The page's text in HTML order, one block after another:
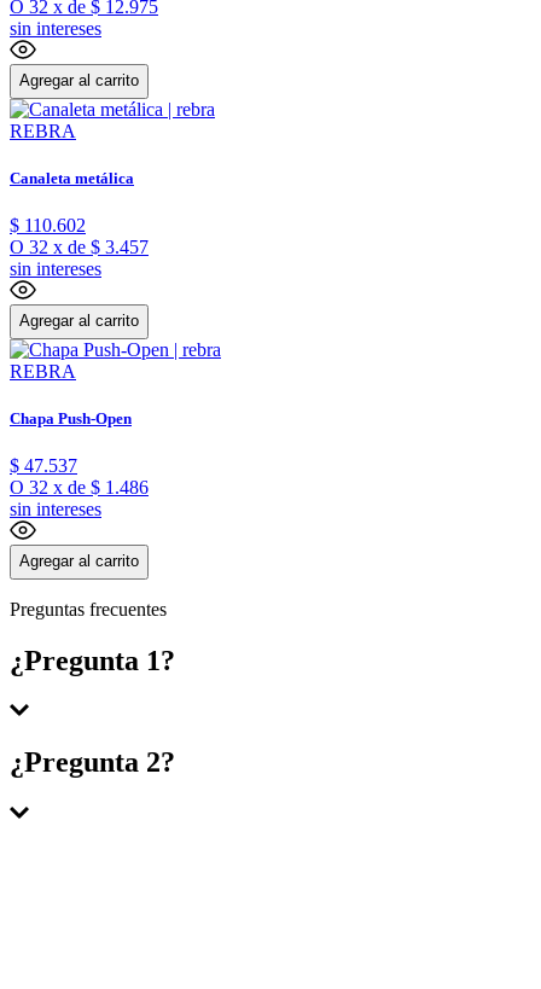
O 32 x de $ 12.975
sin intereses
Agregar al carrito
REBRA
Canaleta metálica
$ 110.602
O 32 x de $ 3.457
sin intereses
Agregar al carrito
REBRA
Chapa Push-Open
$ 47.537
O 32 x de $ 1.486
sin intereses
Agregar al carrito
Preguntas frecuentes
¿Pregunta 1?
Respuesta 1
¿Pregunta 2?